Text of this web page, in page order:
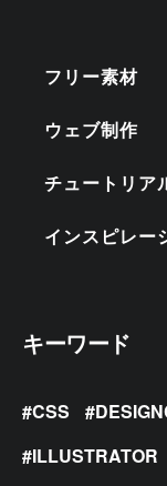
フリー素材
ウェブ制作
チュートリア
インスピレー
キーワード
CSS
ILLUSTRATOR